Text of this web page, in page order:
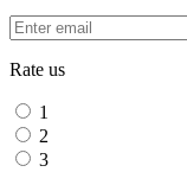
Rate us
1
2
3